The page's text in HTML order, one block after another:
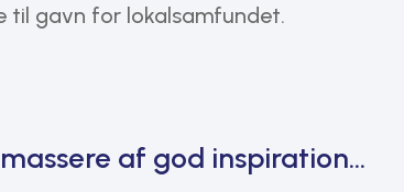
til gavn for lokalsamfundet.
af god inspiration…